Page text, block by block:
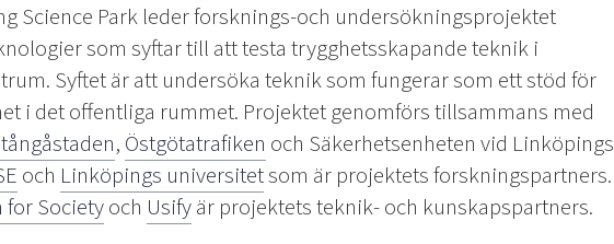
Science Park leder forsknings-och undersökningsprojektet
som syftar till att testa trygghetsskapande teknik i
Syftet är att undersöka teknik som fungerar som ett stöd för
i det offentliga rummet. Projektet genomförs tillsammans med
, Östgötatrafiken och Säkerhetsenheten vid Linköpings
och Linköpings universitetsom är projektets forskningspartners.
for Societyoch Usifyär projektets teknik- och kunskapspartners.